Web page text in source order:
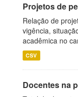
Projetos de
Relação de
vigência,
acadêmica no
CSV
Docentes na